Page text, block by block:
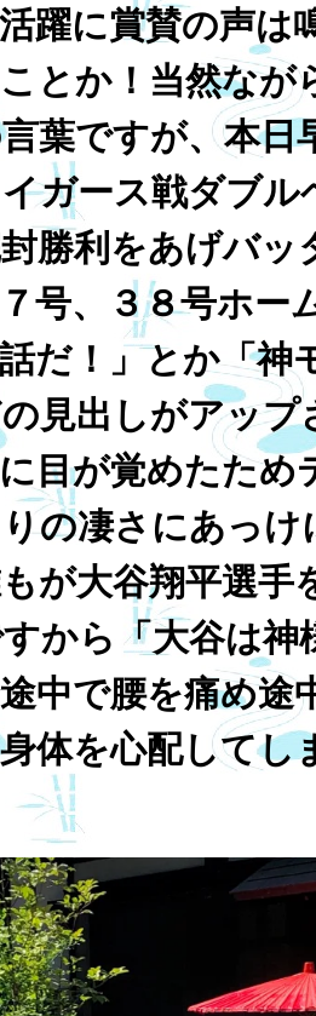
躍に賞賛の声は
とか！当然なが
葉ですが、本日
ガース戦ダブル
勝利をあげバッ
号、３８号ホー
だ！」とか「神
見出しがアッ
目が覚めたため
の凄さにあっ
が大谷翔平選手
から「大谷は神
中で腰を痛め途
体を心配してし